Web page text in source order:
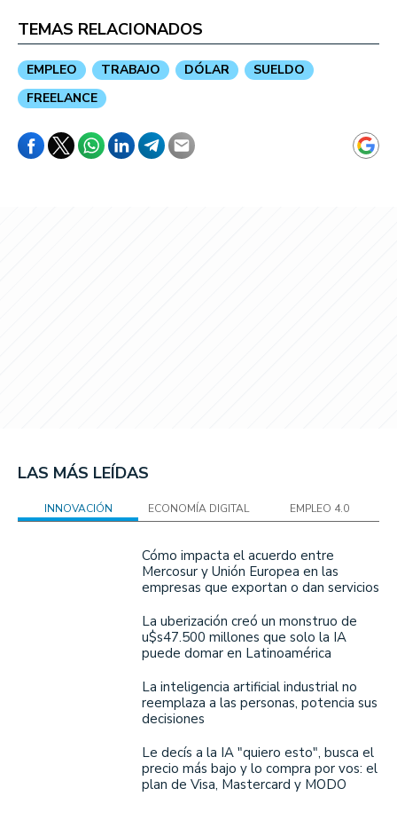
TEMAS RELACIONADOS
EMPLEO TRABAJO DÓLAR
SUELDO
FREELANCE
LAS MÁS LEÍDAS
INNOVACIÓN ECONOMÍA DIGITAL EMPLEO 4.0
Cómo impacta el acuerdo entre
Mercosur y Unión Europea en las
empresas que exportan o dan servicios
La uberización creó un monstruo de
u$s47.500 millones que solo la IA
puede domar en Latinoamérica
La inteligencia artificial industrial no
reemplaza a las personas, potencia sus
decisiones
Le decís a la IA "quiero esto", busca el
precio más bajo y lo compra por vos: el
plan de Visa, Mastercard y MODO